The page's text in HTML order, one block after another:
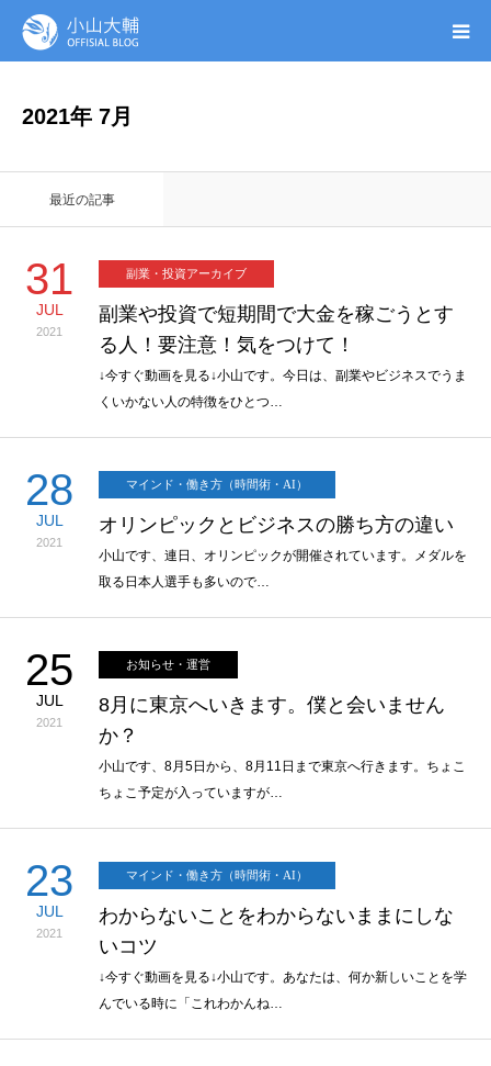
2021年 7月
最近の記事
31
JUL
2021
副業・投資アーカイブ
副業や投資で短期間で大金を稼ごうとす
る人！要注意！気をつけて！
↓今すぐ動画を見る↓小山です。今日は、副業やビジネスでうま
くいかない人の特徴をひとつ…
28
JUL
2021
マインド・働き方（時間術・AI）
オリンピックとビジネスの勝ち方の違い
小山です、連日、オリンピックが開催されています。メダルを
取る日本人選手も多いので…
25
JUL
2021
お知らせ・運営
8月に東京へいきます。僕と会いません
か？
小山です、8月5日から、8月11日まで東京へ行きます。ちょこ
ちょこ予定が入っていますが…
23
JUL
2021
マインド・働き方（時間術・AI）
わからないことをわからないままにしな
いコツ
↓今すぐ動画を見る↓小山です。あなたは、何か新しいことを学
んでいる時に「これわかんね…
無料ガイドブック
オンシク本
プロフィール